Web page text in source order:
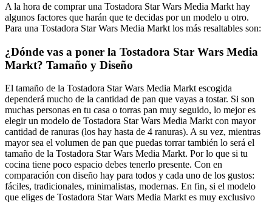
A la hora de comprar una Tostadora Star Wars Media Markt hay
algunos factores que harán que te decidas por un modelo u otro.
Para una Tostadora Star Wars Media Markt los más resaltables son:
¿Dónde vas a poner la Tostadora Star Wars Media
Markt? Tamaño y Diseño
El tamaño de la Tostadora Star Wars Media Markt escogida
dependerá mucho de la cantidad de pan que vayas a tostar. Si son
muchas personas en tu casa o torras pan muy seguido, lo mejor es
elegir un modelo de Tostadora Star Wars Media Markt con mayor
cantidad de ranuras (los hay hasta de 4 ranuras). A su vez, mientras
mayor sea el volumen de pan que puedas torrar también lo será el
tamaño de la Tostadora Star Wars Media Markt. Por lo que si tu
cocina tiene poco espacio debes tenerlo presente. Con en
comparación con diseño hay para todos y cada uno de los gustos:
fáciles, tradicionales, minimalistas, modernas. En fin, si el modelo
que eliges de Tostadora Star Wars Media Markt es muy exclusivo